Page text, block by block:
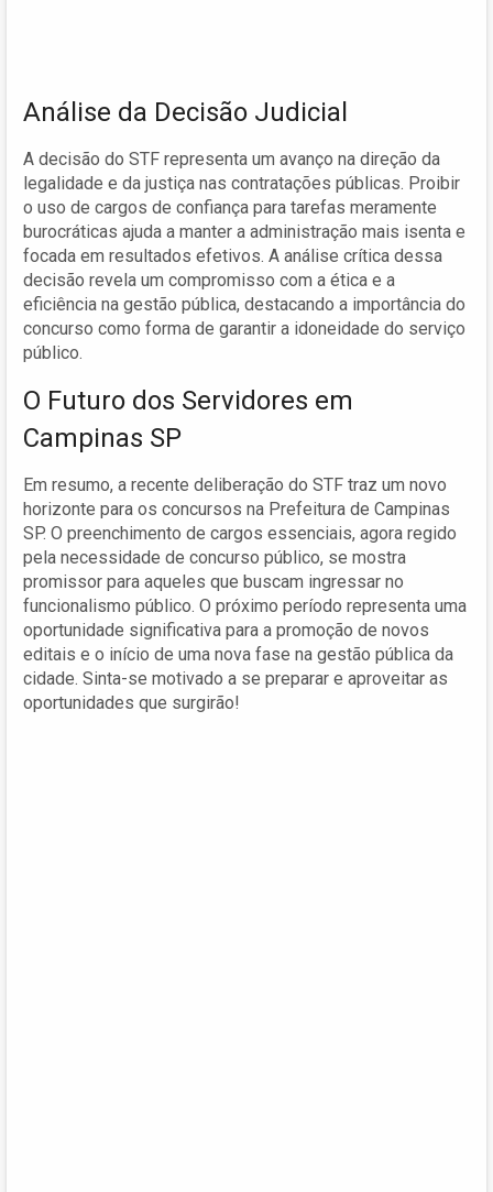
Análise da Decisão Judicial
A decisão do STF representa um avanço na direção da
legalidade e da justiça nas contratações públicas. Proibir
o uso de cargos de confiança para tarefas meramente
burocráticas ajuda a manter a administração mais isenta e
focada em resultados efetivos. A análise crítica dessa
decisão revela um compromisso com a ética e a
eficiência na gestão pública, destacando a importância do
concurso como forma de garantir a idoneidade do serviço
público.
O Futuro dos Servidores em
Campinas SP
Em resumo, a recente deliberação do STF traz um novo
horizonte para os concursos na Prefeitura de Campinas
SP. O preenchimento de cargos essenciais, agora regido
pela necessidade de concurso público, se mostra
promissor para aqueles que buscam ingressar no
funcionalismo público. O próximo período representa uma
oportunidade significativa para a promoção de novos
editais e o início de uma nova fase na gestão pública da
cidade. Sinta-se motivado a se preparar e aproveitar as
oportunidades que surgirão!